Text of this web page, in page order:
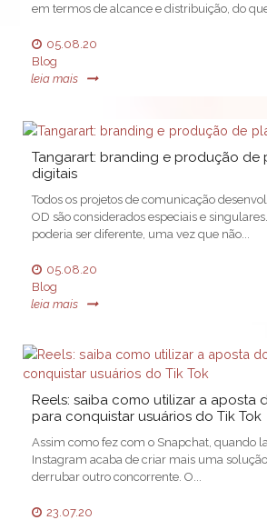
em termos de alcance e distribuição, do
05.08.20
Blog
leia mais
Tangarart: branding e produção de
digitais
Todos os projetos de comunicação
OD são considerados especiais e
poderia ser diferente, uma vez que não...
05.08.20
Blog
leia mais
Reels: saiba como utilizar a aposta
para conquistar usuários do Tik Tok
Assim como fez com o Snapchat, quando
Instagram acaba de criar mais uma
derrubar outro concorrente. O...
23.07.20